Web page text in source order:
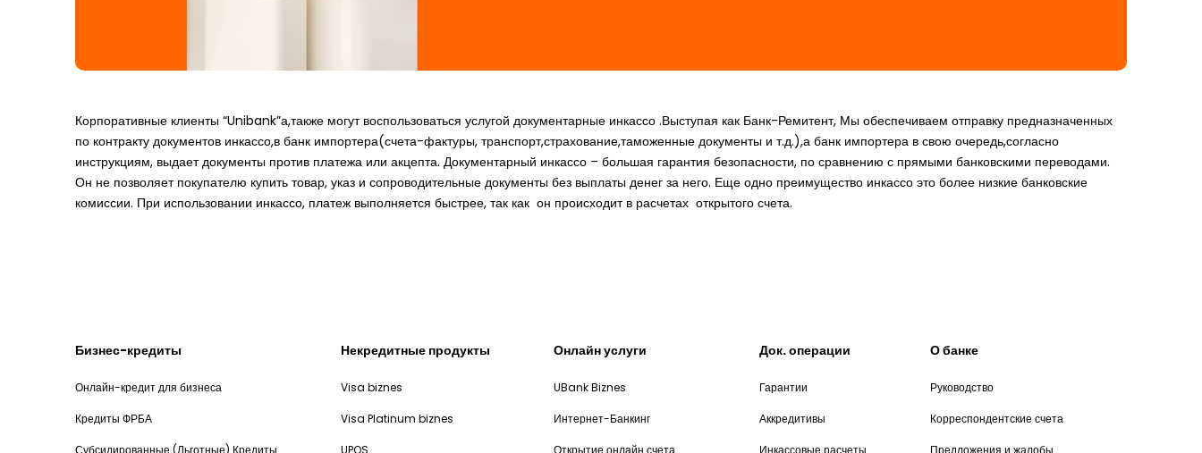
Корпоративные клиенты “Unibank”а,также могут воспользоваться услугой документарные инкассо .Выступая как Банк-Ремитент, Мы обеспечиваем отправку предназначенных
по контракту документов инкассо,в банк импортера(счета-фактуры, транспорт,страхование,таможенные документы и т.д.),а банк импортера в свою очередь,согласно
инструкциям, выдает документы против платежа или акцепта. Документарный инкассо – большая гарантия безопасности, по сравнению с прямыми банковскими переводами.
Он не позволяет покупателю купить товар, указ и сопроводительные документы без выплаты денег за него. Еще одно преимущество инкассо это более низкие банковские
комиссии. При использовании инкассо, платеж выполняется быстрее, так как он происходит в расчетах открытого счета.
Бизнес-кредиты
Онлайн-кредит для бизнеса
Кредиты ФРБА
Субсидированные (Льготные) Кредиты
Некредитные продукты
Visa biznes
Visa Platinum biznes
UPOS
Онлайн услуги
UBank Biznes
Интернет-Банкинг
Открытие онлайн счета
Док. операции
Гарантии
Аккредитивы
Инкассовые расчеты
О банке
Руководство
Корреспондентские счета
Предложения и жалобы